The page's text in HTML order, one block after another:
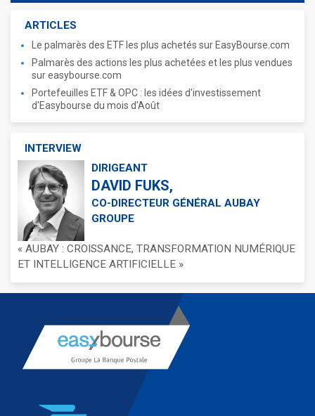
ARTICLES
Le palmarès des ETF les plus achetés sur EasyBourse.com
Palmarès des actions les plus achetées et les plus vendues
sur easybourse.com
Portefeuilles ETF & OPC : les idées d'investissement
d'Easybourse du mois d'Août
INTERVIEW
DIRIGEANT
DAVID FUKS,
CO-DIRECTEUR GÉNÉRAL AUBAY
GROUPE
« AUBAY : CROISSANCE, TRANSFORMATION NUMÉRIQUE
ET INTELLIGENCE ARTIFICIELLE »